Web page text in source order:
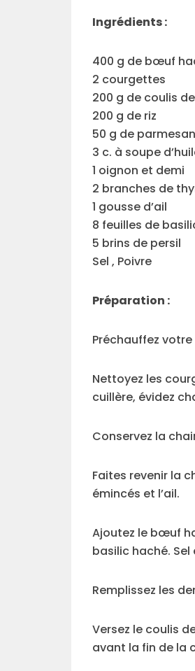
Ingrédients :
400 g de bœuf
2 courgettes
200 g de coulis
200 g de riz
50 g de parmesan
3 c. à soupe
1 oignon et demi
2 branches de
1 gousse d’ail
8 feuilles de
5 brins de persil
Sel , Poivre
Préparation :
Préchauffez
Nettoyez les
cuillère, évidez
Conservez la
Faites revenir la
émincés et l’ail.
Ajoutez le bœuf
basilic haché. Sel
Remplissez les
Versez le coulis
avant la fin de la